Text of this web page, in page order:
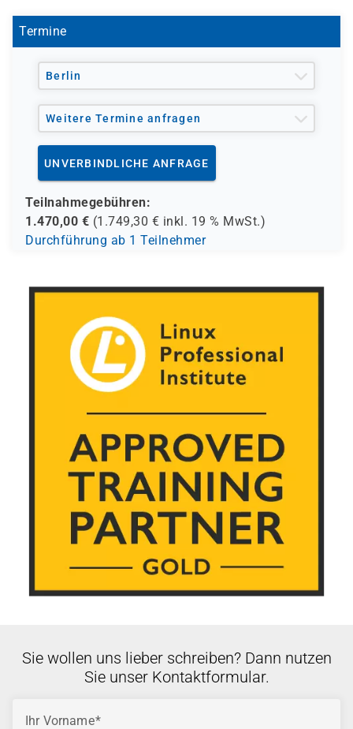
- regionale Einrichtungen
und andere Träger möglich
Termine
Berlin
Weitere Termine anfragen
UNVERBINDLICHE ANFRAGE
Teilnahmegebühren:
1.470,00 € (1.749,30 € inkl. 19 % MwSt.)
Durchführung ab 1 Teilnehmer
Sie wollen uns lieber schreiben? Dann nutzen
Sie unser Kontaktformular.
Ihr Vorname